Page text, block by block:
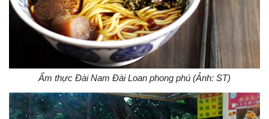
Ẩm thực Đài Nam Đài Loan phong phú (Ảnh: ST)